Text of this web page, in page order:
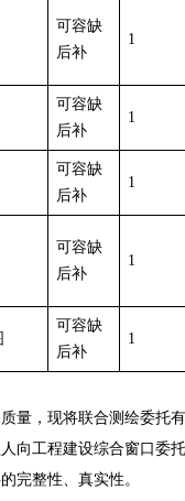
可容缺
后补
1
可容缺
后补
1
可容缺
后补
1
可容缺
后补
1
可容缺
后补
1
，现将联合测绘委托
向工程建设综合窗口委
完整性、真实性。